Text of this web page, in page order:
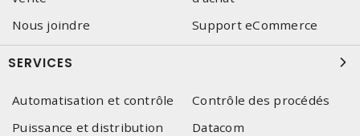
Nous joindre
Support eCommerce
SERVICES
Automatisation et contrôle
Contrôle des procédés
Puissance et distribution
Datacom